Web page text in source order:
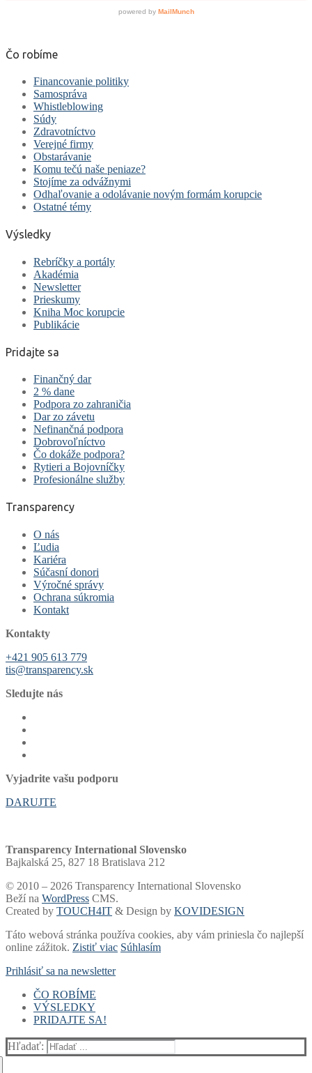
Čo robíme
Financovanie politiky
Samospráva
Whistleblowing
Súdy
Zdravotníctvo
Verejné firmy
Obstarávanie
Komu tečú naše peniaze?
Stojíme za odvážnymi
Odhaľovanie a odolávanie novým formám korupcie
Ostatné témy
Výsledky
Rebríčky a portály
Akadémia
Newsletter
Prieskumy
Kniha Moc korupcie
Publikácie
Pridajte sa
Finančný dar
2 % dane
Podpora zo zahraničia
Dar zo závetu
Nefinančná podpora
Dobrovoľníctvo
Čo dokáže podpora?
Rytieri a Bojovníčky
Profesionálne služby
Transparency
O nás
Ľudia
Kariéra
Súčasní donori
Výročné správy
Ochrana súkromia
Kontakt
Kontakty
+421 905 613 779
tis@transparency.sk
Sledujte nás
Vyjadrite vašu podporu
DARUJTE
Transparency International Slovensko
Bajkalská 25, 827 18 Bratislava 212
© 2010 – 2026 Transparency International Slovensko
Beží na WordPress CMS.
Created by TOUCH4IT & Design by KOVIDESIGN
Táto webová stránka používa cookies, aby vám priniesla čo najlepší
online zážitok. Zistiť viac Súhlasím
Prihlásiť sa na newsletter
ČO ROBÍME
Voľby a financovanie strán
Samospráva
Whistleblowing
Zdravotníctvo
VÝSLEDKY
Rebríčky a portály
Rebríček miest a žúp
Hlásne trúby
Blog
Newsletter
PRIDAJTE SA!
2 % dane
Podpora zo zahraničia
Hľadať: